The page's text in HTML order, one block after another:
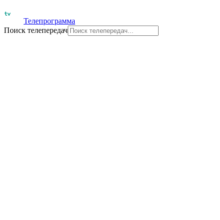
Телепрограмма
Поиск телепередач